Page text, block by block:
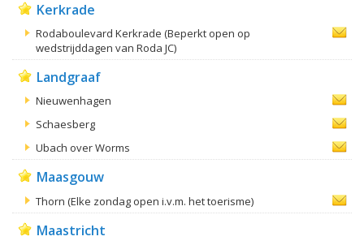
Kerkrade
Rodaboulevard Kerkrade (Beperkt open op
wedstrijddagen van Roda JC)
Landgraaf
Nieuwenhagen
Schaesberg
Ubach over Worms
Maasgouw
Thorn (Elke zondag open i.v.m. het toerisme)
Maastricht